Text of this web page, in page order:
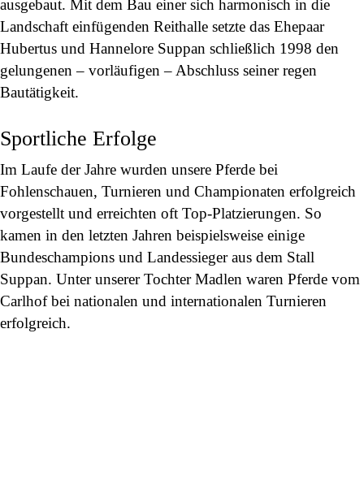
ausgebaut. Mit dem Bau einer sich harmonisch in die
Landschaft einfügenden Reithalle setzte das Ehepaar
Hubertus und Hannelore Suppan schließlich 1998 den
gelungenen – vorläufigen – Abschluss seiner regen
Bautätigkeit.
Sportliche Erfolge
Im Laufe der Jahre wurden unsere Pferde bei
Fohlenschauen, Turnieren und Championaten erfolgreich
vorgestellt und erreichten oft Top-Platzierungen. So
kamen in den letzten Jahren beispielsweise einige
Bundeschampions und Landessieger aus dem Stall
Suppan. Unter unserer Tochter Madlen waren Pferde vom
Carlhof bei nationalen und internationalen Turnieren
erfolgreich.